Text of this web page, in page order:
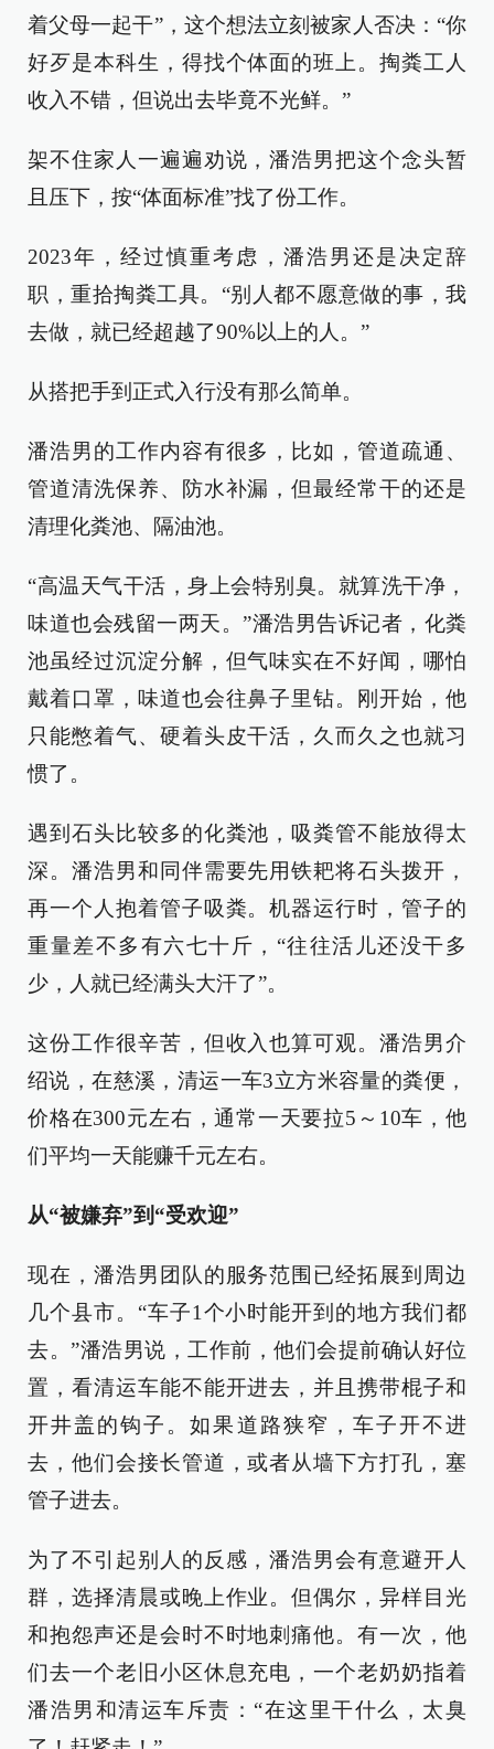
着父母一起干”，这个想法立刻被家人否决：“你
好歹是本科生，得找个体面的班上。掏粪工人
收入不错，但说出去毕竟不光鲜。”
架不住家人一遍遍劝说，潘浩男把这个念头暂
且压下，按“体面标准”找了份工作。
2023年，经过慎重考虑，潘浩男还是决定辞
职，重拾掏粪工具。“别人都不愿意做的事，我
去做，就已经超越了90%以上的人。”
从搭把手到正式入行没有那么简单。
潘浩男的工作内容有很多，比如，管道疏通、
管道清洗保养、防水补漏，但最经常干的还是
清理化粪池、隔油池。
“高温天气干活，身上会特别臭。就算洗干净，
味道也会残留一两天。”潘浩男告诉记者，化粪
池虽经过沉淀分解，但气味实在不好闻，哪怕
戴着口罩，味道也会往鼻子里钻。刚开始，他
只能憋着气、硬着头皮干活，久而久之也就习
惯了。
遇到石头比较多的化粪池，吸粪管不能放得太
深。潘浩男和同伴需要先用铁耙将石头拨开，
再一个人抱着管子吸粪。机器运行时，管子的
重量差不多有六七十斤，“往往活儿还没干多
少，人就已经满头大汗了”。
这份工作很辛苦，但收入也算可观。潘浩男介
绍说，在慈溪，清运一车3立方米容量的粪便，
价格在300元左右，通常一天要拉5～10车，他
们平均一天能赚千元左右。
从“被嫌弃”到“受欢迎”
现在，潘浩男团队的服务范围已经拓展到周边
几个县市。“车子1个小时能开到的地方我们都
去。”潘浩男说，工作前，他们会提前确认好位
置，看清运车能不能开进去，并且携带棍子和
开井盖的钩子。如果道路狭窄，车子开不进
去，他们会接长管道，或者从墙下方打孔，塞
管子进去。
为了不引起别人的反感，潘浩男会有意避开人
群，选择清晨或晚上作业。但偶尔，异样目光
和抱怨声还是会时不时地刺痛他。有一次，他
们去一个老旧小区休息充电，一个老奶奶指着
潘浩男和清运车斥责：“在这里干什么，太臭